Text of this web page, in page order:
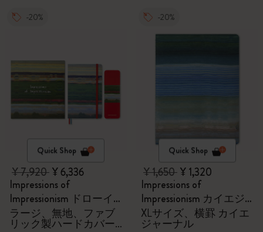
-20%
Quick Shop
¥ 7,920¥ 6,336
Impressions of
Impressionism ドローイ
ングギフトボックス
ラージ、無地、ファブ
リック製ハードカバー
-20%
Quick Shop
¥ 1,650¥ 1,320
Impressions of
Impressionism カイエジ
ャーナル
XLサイズ、横罫 カイエ
ジャーナル